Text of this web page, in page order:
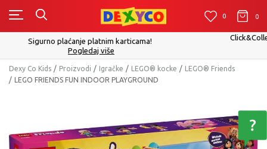
0 0
Click&Collect - Platite karticom Online i preuzmite u prodavnici
Dexy Co Kids Proizvodi Igračke LEGO® kocke
LEGO® Friends
LEGO FRIENDS FUN INDOOR PLAYGROUND